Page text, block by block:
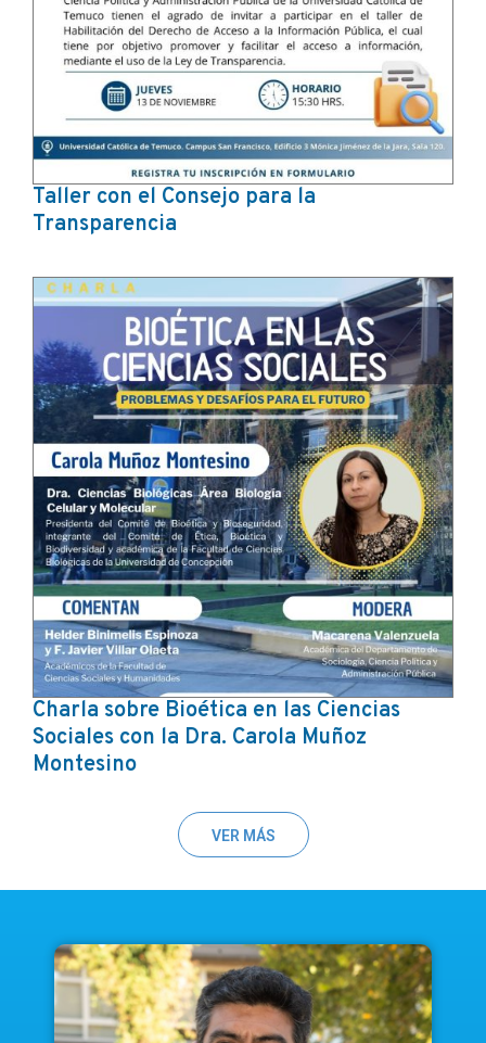
Taller con el Consejo para la
Transparencia
Charla sobre Bioética en las Ciencias
Sociales con la Dra. Carola Muñoz
Montesino
VER MÁS